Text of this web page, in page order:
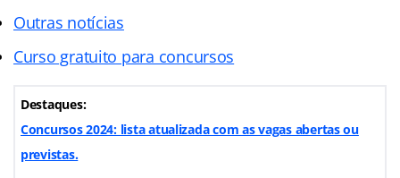
Outras notícias
Curso gratuito para concursos
Destaques:
Concursos 2024: lista atualizada com as vagas abertas ou
previstas.